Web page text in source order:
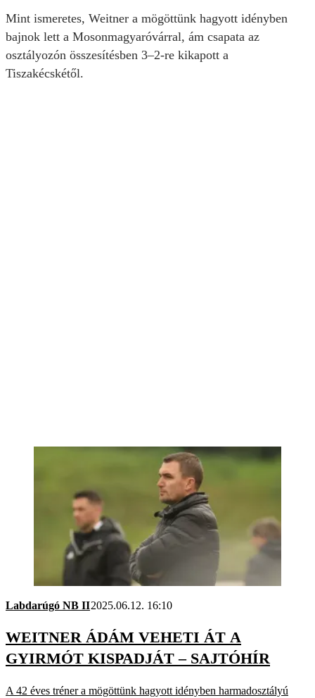
Mint ismeretes, Weitner a mögöttünk hagyott idényben
bajnok lett a Mosonmagyaróvárral, ám csapata az
osztályozón összesítésben 3–2-re kikapott a
Tiszakécskétől.
Labdarúgó NB II2025.06.12. 16:10
WEITNER ÁDÁM VEHETI ÁT A
GYIRMÓT KISPADJÁT – SAJTÓHÍR
A 42 éves tréner a mögöttünk hagyott idényben harmadosztályú